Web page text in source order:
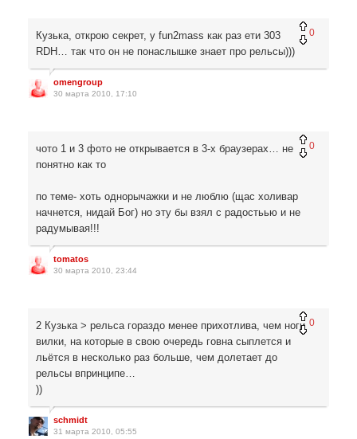
0
Кузька, открою секрет, у fun2mass как раз ети 303
RDH… так что он не понаслышке знает про рельсы)))
omengroup
30 марта 2010, 17:10
0
чото 1 и 3 фото не открывается в 3-х браузерах… не
понятно как то
по теме- хоть однорычажки и не люблю (щас холивар
начнется, нидай Бог) но эту бы взял с радостьью и не
радумывая!!!
tomatos
30 марта 2010, 23:44
0
2 Кузька > рельса гораздо менее прихотлива, чем ноги
вилки, на которые в свою очередь говна сыплется и
льётся в несколько раз больше, чем долетает до
рельсы впринципе…
))
schmidt
31 марта 2010, 05:55